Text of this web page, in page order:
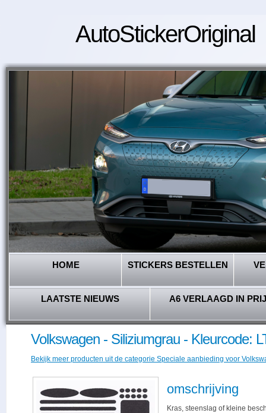
AutoStickerOriginal
HOME STICKERS BESTELLEN
LAATSTE NIEUWS A6 VERLAAGD IN
Volkswagen - Siliziumgrau - Kleurcode:
Bekijk meer producten uit de categorie Speciale aanbieding voor
omschrijving
Kras, steenslag of kleine